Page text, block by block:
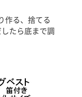
作る、捨てる
たら底まで調